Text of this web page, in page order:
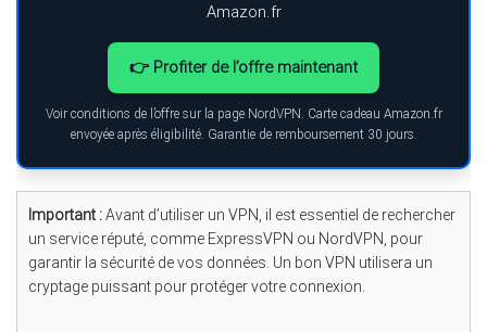
Amazon.fr
👉 Profiter de l’offre maintenant
Voir conditions de l’offre sur la page NordVPN. Carte cadeau Amazon.fr
envoyée après éligibilité. Garantie de remboursement 30 jours.
Important :Avant d’utiliser un VPN, il est essentiel de rechercher
un service réputé, comme ExpressVPN ou NordVPN, pour
garantir la sécurité de vos données. Un bon VPN utilisera un
cryptage puissant pour protéger votre connexion.